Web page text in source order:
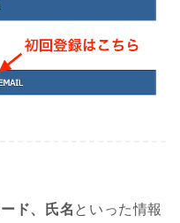
ド、氏名 といった情報